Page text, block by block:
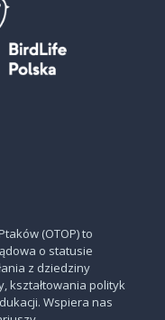
(OTOP) to
o statusie
z dziedziny
kształtowania polityk
Wspiera nas